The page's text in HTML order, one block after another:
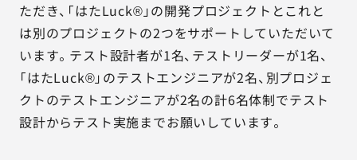
ただき、「はたLuck®」の開発プロジェクトとこれと
は別のプロジェクトの2つをサポートしていただいて
います。テスト設計者が1名、テストリーダーが1名、
「はたLuck®」のテストエンジニアが2名、別プロジェ
クトのテストエンジニアが2名の計6名体制でテスト
設計からテスト実施までお願いしています。